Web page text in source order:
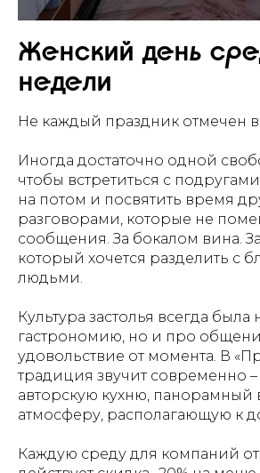
Женский день
недели
Не каждый праздник отмечен
Иногда достаточно одной
чтобы встретиться с
на потом и посвятить время
разговорами, которые не
сообщения. За бокалом вина.
который хочется разделить с
людьми.
Культура застолья всегда была
гастрономию, но и про
удовольствие от момента. В
традиция звучит современно –
авторскую кухню, панорамный
атмосферу, располагающую к
Каждую среду для компаний